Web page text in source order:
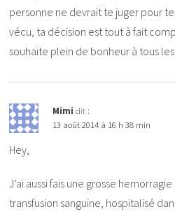
personne ne devrait te juger pour
vécu, ta décision est tout à fait
souhaite plein de bonheur à tous
Mimi dit :
13 août 2014 à 16 h 38 min
Hey,
J’ai aussi fais une grosse
transfusion sanguine, hospitalisé